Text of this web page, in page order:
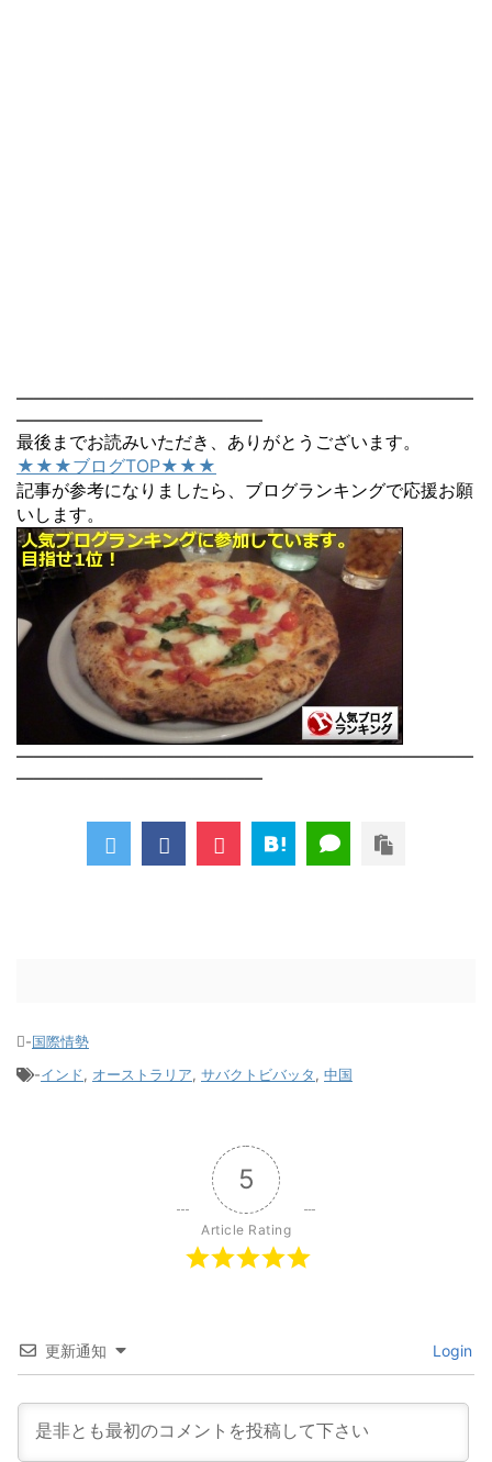
――――――――――――――――――――――――――
――――――――――――――
最後までお読みいただき、ありがとうございます。
★★★ブログTOP★★★
記事が参考になりましたら、ブログランキングで応援お願
いします。
――――――――――――――――――――――――――
――――――――――――――
-国際情勢
-インド, オーストラリア, サバクトビバッタ, 中国
5
Article Rating
更新通知 Login